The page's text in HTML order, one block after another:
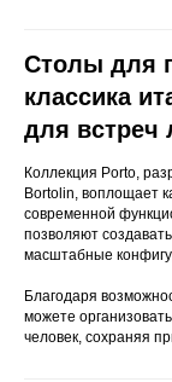
Столы для
классика
для встреч
Коллекция Porto,
Bortolin, воплощает
современной
позволяют
масштабные
Благодаря
можете
человек, сохраняя
ПОКУПАТЕЛЯМ
Доставка, сборка и
оплата
Обмен и возврат